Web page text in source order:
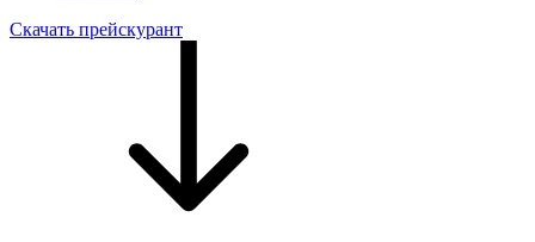
Скачать прейскурант